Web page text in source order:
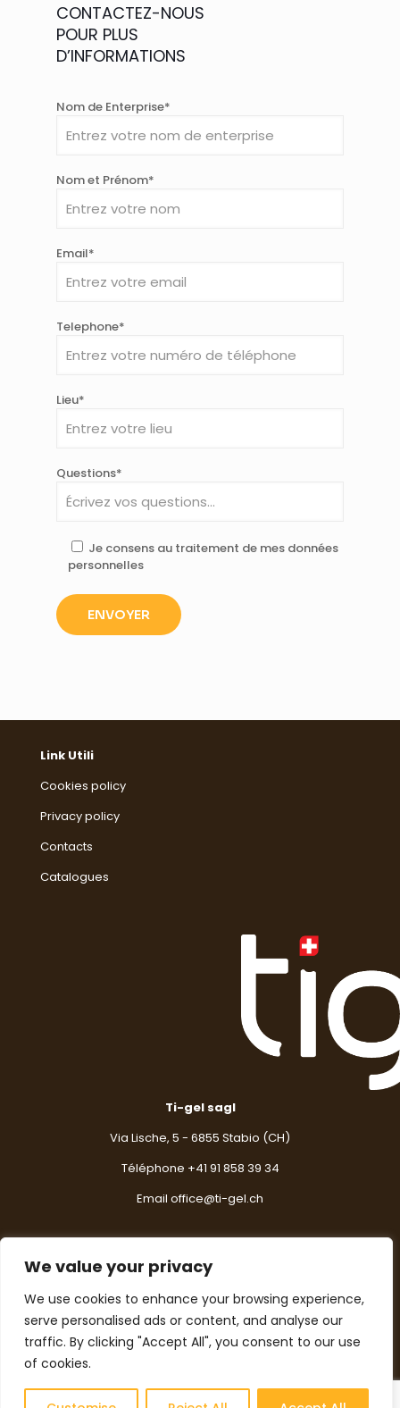
We value your privacy
We use cookies to enhance your browsing experience,
serve personalised ads or content, and analyse our
traffic. By clicking "Accept All", you consent to our use
of cookies.
CONTACTEZ-NOUS
POUR PLUS
D’INFORMATIONS
Nom de Enterprise*
Nom et Prénom*
Email*
Telephone*
Lieu*
Questions*
Je consens au traitement de mes données
personnelles
Link Utili
Cookies policy
Privacy policy
Contacts
Catalogues
Ti-gel sagl
Via Lische, 5 - 6855 Stabio (CH)
Téléphone +41 91 858 39 34
Email office@ti-gel.ch
Contactez-nous
Pour toute information, suggestion ou question,
n'hésitez pas à nous contacter.